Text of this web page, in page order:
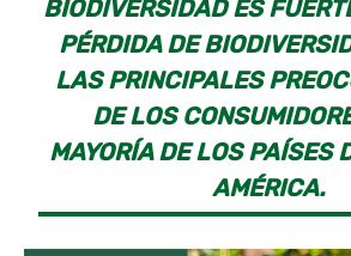
BIODIVERSIDAD ES
PÉRDIDA DE
LAS PRINCIPALES
DE LOS
MAYORÍA DE LOS PAÍSES
AMÉRICA.